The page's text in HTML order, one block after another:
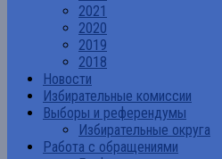
2021
2020
2019
2018
Новости
Избирательные комиссии
Выборы и референдумы
Избирательные округа
Работа с обращениями